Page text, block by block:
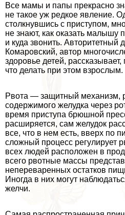
Все мамы и папы прекрасно
не такое уж редкое явление.
столкнувшись с приступом,
не знают, как оказать малышу
и куда звонить. Авторитетный
Комаровский, автор
здоровье детей,
что делать при этом взрослым.
Рвота — защитный механизм,
содержимого желудка через
время приступа брюшной
расширяется, сам желудок
все, что в нем есть, вверх по
сложный процесс регулирует
всех людей расположен в
всего рвотные массы
непереваренных остатков
Иногда в них могут
желчи.